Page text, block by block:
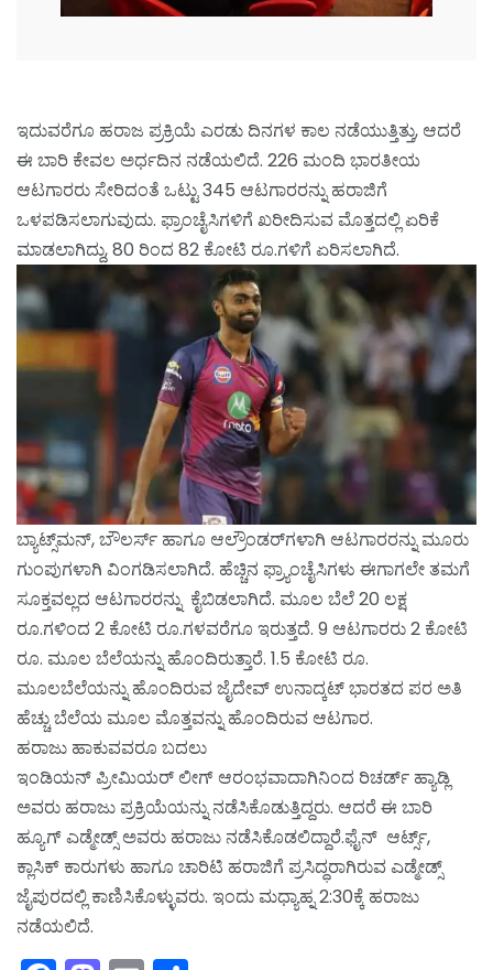
ಇದುವರೆಗೂ ಹರಾಜ ಪ್ರಕ್ರಿಯೆ ಎರಡು ದಿನಗಳ ಕಾಲ ನಡೆಯುತ್ತಿತ್ತು, ಆದರೆ
ಈ ಬಾರಿ ಕೇವಲ ಅರ್ಧದಿನ ನಡೆಯಲಿದೆ. 226 ಮಂದಿ ಭಾರತೀಯ
ಆಟಗಾರರು ಸೇರಿದಂತೆ ಒಟ್ಟು 345 ಆಟಗಾರರನ್ನು ಹರಾಜಿಗೆ
ಒಳಪಡಿಸಲಾಗುವುದು. ಫ್ರಾಂಚೈಸಿಗಳಿಗೆ ಖರೀದಿಸುವ ಮೊತ್ತದಲ್ಲಿ ಏರಿಕೆ
ಮಾಡಲಾಗಿದ್ದು, 80 ರಿಂದ 82 ಕೋಟಿ ರೂ.ಗಳಿಗೆ ಏರಿಸಲಾಗಿದೆ.
ಬ್ಯಾಟ್ಸ್‌ಮನ್, ಬೌಲರ್ಸ್ ಹಾಗೂ ಆಲ್ರೌಂಡರ್‌ಗಳಾಗಿ ಆಟಗಾರರನ್ನು ಮೂರು
ಗುಂಪುಗಳಾಗಿ ವಿಂಗಡಿಸಲಾಗಿದೆ. ಹೆಚ್ಚಿನ ಫ್ರ್ಯಾಂಚೈಸಿಗಳು ಈಗಾಗಲೇ ತಮಗೆ
ಸೂಕ್ತವಲ್ಲದ ಆಟಗಾರರನ್ನು ಕೈಬಿಡಲಾಗಿದೆ. ಮೂಲ ಬೆಲೆ 20 ಲಕ್ಷ
ರೂ.ಗಳಿಂದ 2 ಕೋಟಿ ರೂ.ಗಳವರೆಗೂ ಇರುತ್ತದೆ. 9 ಆಟಗಾರರು 2 ಕೋಟಿ
ರೂ. ಮೂಲ ಬೆಲೆಯನ್ನು ಹೊಂದಿರುತ್ತಾರೆ. 1.5 ಕೋಟಿ ರೂ.
ಮೂಲಬೆಲೆಯನ್ನು ಹೊಂದಿರುವ ಜೈದೇವ್ ಉನಾದ್ಕಟ್ ಭಾರತದ ಪರ ಅತಿ
ಹೆಚ್ಚು ಬೆಲೆಯ ಮೂಲ ಮೊತ್ತವನ್ನು ಹೊಂದಿರುವ ಆಟಗಾರ.
ಹರಾಜು ಹಾಕುವವರೂ ಬದಲು
ಇಂಡಿಯನ್ ಪ್ರೀಮಿಯರ್ ಲೀಗ್ ಆರಂಭವಾದಾಗಿನಿಂದ ರಿಚರ್ಡ್ ಹ್ಯಾಡ್ಲಿ
ಅವರು ಹರಾಜು ಪ್ರಕ್ರಿಯೆಯನ್ನು ನಡೆಸಿಕೊಡುತ್ತಿದ್ದರು. ಆದರೆ ಈ ಬಾರಿ
ಹ್ಯೂಗ್ ಎಡ್ಮೇಡ್ಸ್ ಅವರು ಹರಾಜು ನಡೆಸಿಕೊಡಲಿದ್ದಾರೆ.ಫೈನ್ ಆರ್ಟ್ಸ್,
ಕ್ಲಾಸಿಕ್ ಕಾರುಗಳು ಹಾಗೂ ಚಾರಿಟಿ ಹರಾಜಿಗೆ ಪ್ರಸಿದ್ಧರಾಗಿರುವ ಎಡ್ಮೇಡ್ಸ್
ಜೈಪುರದಲ್ಲಿ ಕಾಣಿಸಿಕೊಳ್ಳುವರು. ಇಂದು ಮಧ್ಯಾಹ್ನ 2:30ಕ್ಕೆ ಹರಾಜು
ನಡೆಯಲಿದೆ.